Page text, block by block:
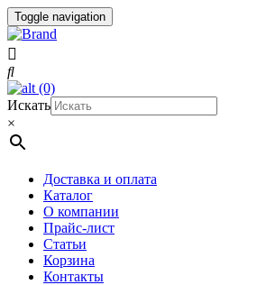
Toggle navigation
(0)
Искать
×
Доставка и оплата
Каталог
О компании
Прайс-лист
Статьи
Корзина
Контакты